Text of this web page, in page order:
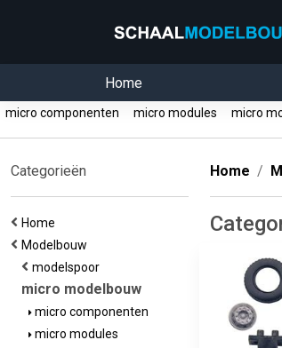
Home
micro componenten micro modules micro
Categorieën
Home
Modelbouw
modelspoor
micro modelbouw
micro componenten
micro modules
Home